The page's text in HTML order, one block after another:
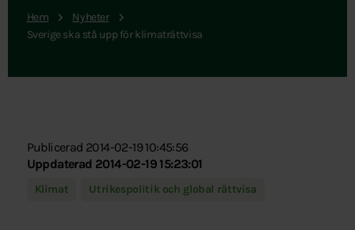
Hem
Nyheter
Sverige ska stå upp för klimaträttvisa
Publicerad 2014-02-19 10:45:56
Uppdaterad 2014-02-19 15:23:01
Klimat Utrikespolitik och global rättvisa